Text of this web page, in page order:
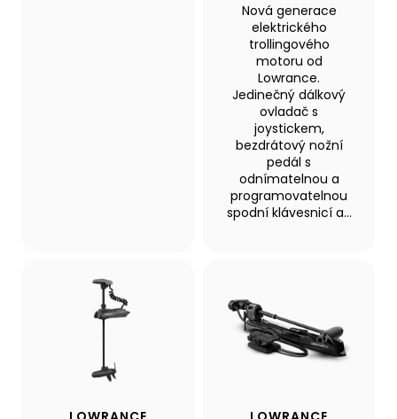
Nová generace
elektrického
trollingového
motoru od
Lowrance.
Jedinečný dálkový
ovladač s
joystickem,
bezdrátový nožní
pedál s
odnímatelnou a
programovatelnou
spodní klávesnicí a...